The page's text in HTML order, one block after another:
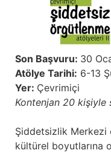
Son Başvuru: 30
Atölye Tarihi: 6-13
Yer: Çevrimiçi
Kontenjan 20 kişiyle
Şiddetsizlik Merkezi
kültürel boyutlarına